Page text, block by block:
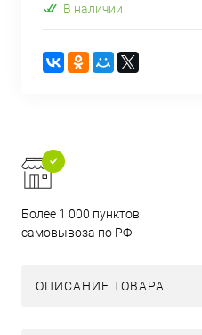
В наличии
Более 1 000 пунктов
самовывоза по РФ
ОПИСАНИЕ ТОВАРА